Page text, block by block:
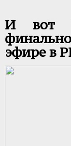
И вот
эфире в